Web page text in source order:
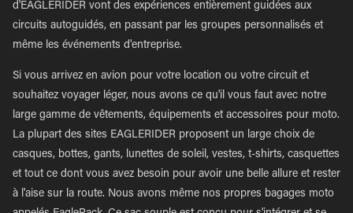
d'EAGLERIDER vont des expériences entièrement guidées aux
circuits autoguidés, en passant par les groupes personnalisés et
même les événements d'entreprise.
Si vous arrivez en avion pour votre location ou votre circuit et
souhaitez voyager léger, nous avons ce qu'il vous faut avec notre
large gamme de vêtements, équipements et accessoires pour moto.
La plupart des sites EAGLERIDER proposent un large choix de
casques, bottes, gants, lunettes de soleil, vestes, t-shirts, casquettes
et tout ce dont vous avez besoin pour avoir une belle allure et rester
à l'aise sur la route. Nous avons même nos propres bagages moto